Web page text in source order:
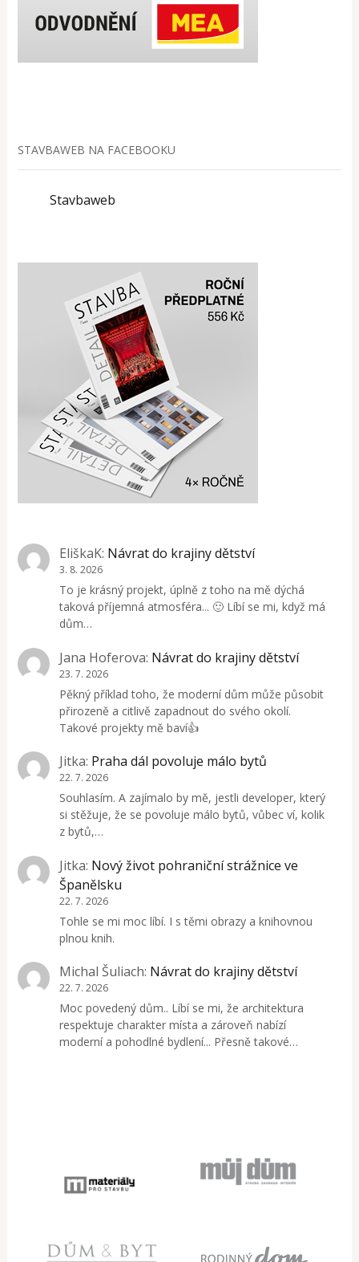
STAVBAWEB NA FACEBOOKU
Stavbaweb
EliškaK: Návrat do krajiny dětství
3. 8. 2026
To je krásný projekt, úplně z toho na mě dýchá
taková příjemná atmosféra... 🙂 Líbí se mi, když má
dům…
Jana Hoferova: Návrat do krajiny dětství
23. 7. 2026
Pěkný příklad toho, že moderní dům může působit
přirozeně a citlivě zapadnout do svého okolí.
Takové projekty mě baví👍
Jitka: Praha dál povoluje málo bytů
22. 7. 2026
Souhlasím. A zajímalo by mě, jestli developer, který
si stěžuje, že se povoluje málo bytů, vůbec ví, kolik
z bytů,…
Jitka: Nový život pohraniční strážnice ve
Španělsku
22. 7. 2026
Tohle se mi moc líbí. I s těmi obrazy a knihovnou
plnou knih.
Michal Šuliach: Návrat do krajiny dětství
22. 7. 2026
Moc povedený dům.. Líbí se mi, že architektura
respektuje charakter místa a zároveň nabízí
moderní a pohodlné bydlení... Přesně takové…